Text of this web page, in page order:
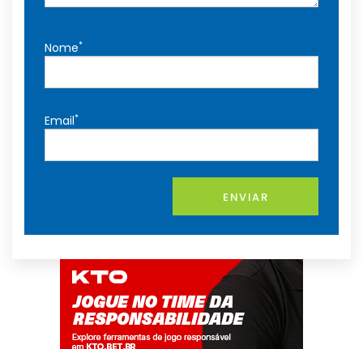
Nome*
Email*
ENVIAR